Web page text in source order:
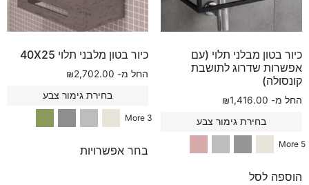
כיור בטון מבלני תלוי (עם
אפשרות שדרוג לתושבת
קונסולה)
החל מ- ₪1,416.00
בחירת גימור צבע
5 More
הוספה לסל
כיור בטון מלבני תלוי 40X25
החל מ- ₪2,702.00
בחירת גימור צבע
3 More
בחר אפשרויות